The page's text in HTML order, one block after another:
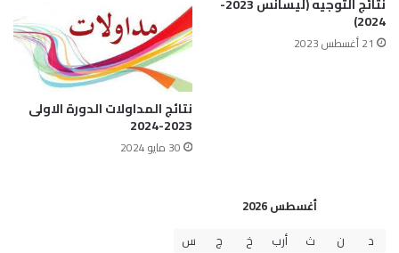
2024)
21 أغسطس 2023
نتائج المداولات الدورة الاولى
2023-2024
30 مايو 2024
أغسطس 2026
د
ن ث أرب خ ج
س